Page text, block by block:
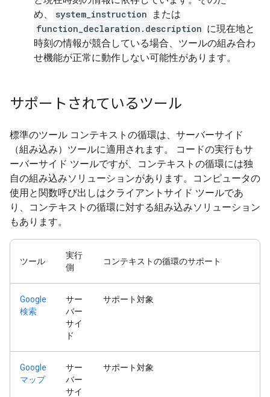
め、
system_instruction
または
function_declaration.description に現在地と
時刻の情報が競合している場合、ツールの組み合わ
せ機能が正常に動作しない可能性があります。
サポートされているツール
標準のツール コンテキストの循環は、サーバーサイド
（組み込み）ツールに適用されます。 コードの実行もサ
ーバーサイド ツールですが、コンテキストの循環には独
自の組み込みソリューションがあります。コンピュータの
使用と関数呼び出しはクライアントサイド ツールであ
り、コンテキストの循環に対する組み込みソリューション
もあります。
ツール
実行
側
コンテキストの循環のサポート
Google
検索
サー
バー
サイ
ド
サポート対象
Google
マップ
サー
バー
サイ
サポート対象